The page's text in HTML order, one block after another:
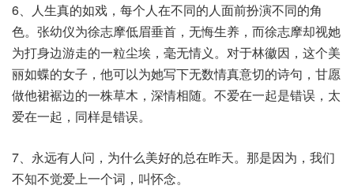
6、人生真的如戏，每个人在不同的人面前扮演不同的角
色。张幼仪为徐志摩低眉垂首，无悔生养，而徐志摩却视她
为打身边游走的一粒尘埃，毫无情义。对于林徽因，这个美
丽如蝶的女子，他可以为她写下无数情真意切的诗句，甘愿
做他裙裾边的一株草木，深情相随。不爱在一起是错误，太
爱在一起，同样是错误。
7、永远有人问，为什么美好的总在昨天。那是因为，我们
不知不觉爱上一个词，叫怀念。